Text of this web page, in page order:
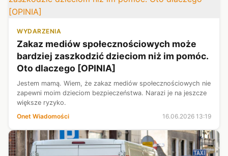
WYDARZENIA
Zakaz mediów społecznościowych może
bardziej zaszkodzić dzieciom niż im pomóc.
Oto dlaczego [OPINIA]
Jestem mamą. Wiem, że zakaz mediów społecznościowych nie
zapewni moim dzieciom bezpieczeństwa. Narazi je na jeszcze
większe ryzyko.
Onet Wiadomości
16.06.2026 13:19